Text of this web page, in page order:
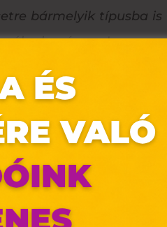
bármelyik típusba is
nálunk még ma!